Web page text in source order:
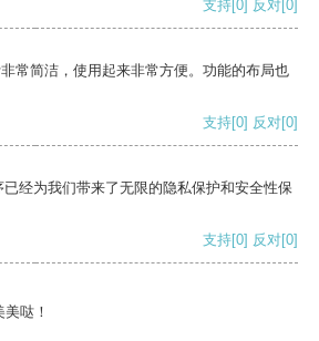
支持 [0] 反对 [0]
常简洁，使用起来非常方便。功能的布局也
支持[0] 反对[0]
经为我们带来了无限的隐私保护和安全性保
支持[0] 反对[0]
哒！